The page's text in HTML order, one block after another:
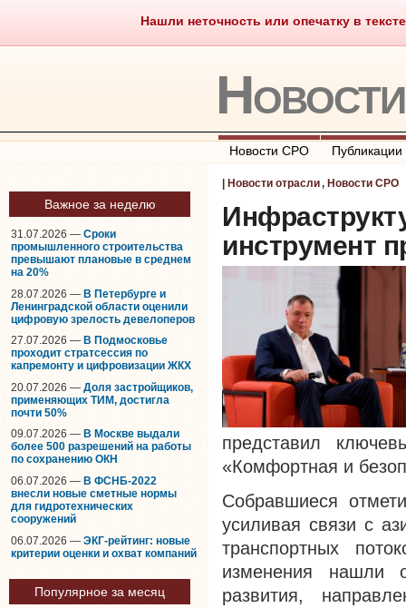
Нашли неточность или опечатку в
Саморегулирование Что
Новости СРО Публикации
Важное за неделю
31.07.2026 — Сроки
промышленного строительства
превышают плановые в среднем
на 20%
28.07.2026 — В Петербурге и
Ленинградской области оценили
цифровую зрелость девелоперов
27.07.2026 — В Подмосковье
проходит стратсессия по
капремонту и цифровизации ЖКХ
20.07.2026 — Доля застройщиков,
применяющих ТИМ, достигла
почти 50%
09.07.2026 — В Москве выдали
более 500 разрешений на работы
по сохранению ОКН
06.07.2026 — В ФСНБ-2022
внесли новые сметные нормы
для гидротехнических
сооружений
06.07.2026 — ЭКГ-рейтинг: новые
критерии оценки и охват компаний
Популярное за месяц
Новости отрасли, Новости СРО
инструмент
представил
«Комфортная и
Собравшиеся
усиливая связи с
транспортных
изменения нашли
развития,